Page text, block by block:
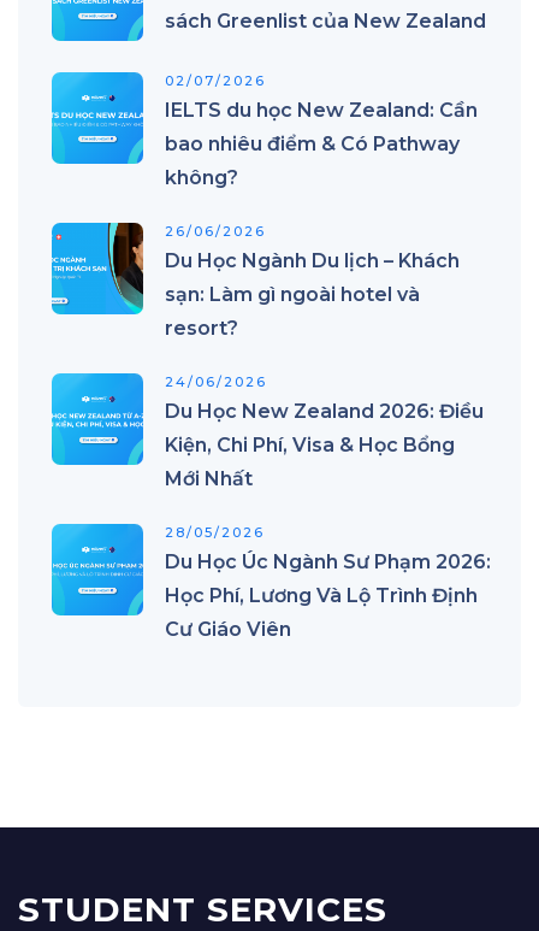
sách Greenlist của New Zealand
02/07/2026
IELTS du học New Zealand: Cần
bao nhiêu điểm & Có Pathway
không?
26/06/2026
Du Học Ngành Du lịch – Khách
sạn: Làm gì ngoài hotel và
resort?
24/06/2026
Du Học New Zealand 2026: Điều
Kiện, Chi Phí, Visa & Học Bổng
Mới Nhất
28/05/2026
Du Học Úc Ngành Sư Phạm 2026:
Học Phí, Lương Và Lộ Trình Định
Cư Giáo Viên
STUDENT SERVICES